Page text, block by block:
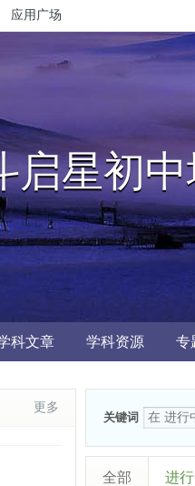
应用广场
启星初
科文章 学科资源 专
更多
关键词
全部 进